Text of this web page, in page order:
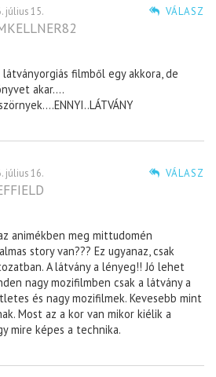
VÁLASZ
július 15.
filmből egy akkora, de
akar….
VÁLASZ
július 16.
animékben meg mittudomén
story van??? Ez ugyanaz, csak
A látvány a lényeg!! Jó lehet
nagy mozifilmben csak a látvány a
és nagy mozifilmek. Kevesebb mint
Most az a kor van mikor kiélik a
mire képes a technika.